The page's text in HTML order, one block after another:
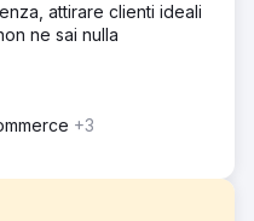
attirare clienti ideali
ne sai nulla
+3